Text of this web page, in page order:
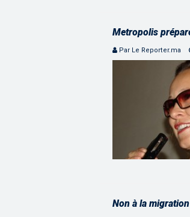
Metropolis
Par Le Reporter.ma
Non à la